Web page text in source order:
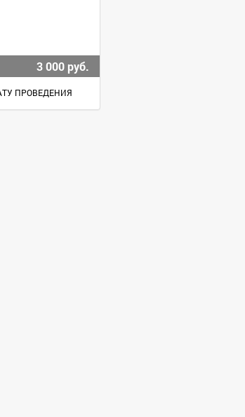
3 000 руб.
ПРОВЕДЕНИЯ